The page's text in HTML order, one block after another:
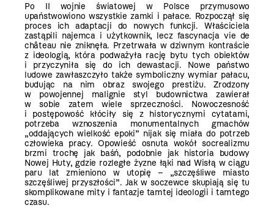
Po II wojnie światowej w Polsce przymusowo
upaństwowiono wszystkie zamki i pałace. Rozpoczął się
proces ich adaptacji do nowych funkcji. Właściciela
zastąpili najemca i użytkownik, lecz fascynacja vie de
château nie zniknęła. Przetrwała w dziwnym kontraście
z ideologią, która podważyła rację bytu tych obiektów
i przyczyniła się do ich dewastacji. Nowe państwo
ludowe zawłaszczyło także symboliczny wymiar pałacu,
budując na nim obraz swojego prestiżu. Zrodzony
w powojennej malignie styl budownictwa zawierał
w sobie zatem wiele sprzeczności. Nowoczesność
i postępowość kłóciły się z historycznymi cytatami,
potrzeba wznoszenia monumentalnych gmachów
„oddających wielkość epoki” nijak się miała do potrzeb
człowieka pracy. Opowieść osnuta wokół socrealizmu
brzmi trochę jak baśń, podobnie jak historia budowy
Nowej Huty, gdzie rozległe żyzne łąki nad Wisłą w ciągu
paru lat zmieniono w utopię – „szczęśliwe miasto
szczęśliwej przyszłości”. Jak w soczewce skupiają się tu
skomplikowane mity i fantazje tamtej ideologii i tamtego
czasu.